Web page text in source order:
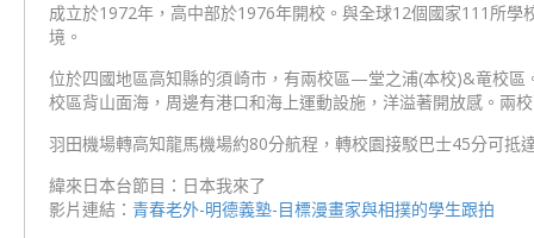
成立於1972年，高中部於1976年開校。與全球12個國家111所
境。
位於四國地區高知縣的須崎市，有兩校區—堂之浦(本校)&竜校
校區背山面海，周邊有港口和海上運動設施，洋溢著開放感。兩
羽田機場轉高知龍馬機場約80分航程，轉校園接駁巴士45分可抵
緯來日本台節目：日本我來了
影片連結： 青春老外-明德義塾-目標漫畫家與相撲的學生跟拍